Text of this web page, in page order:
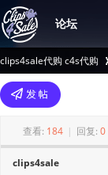
论坛
clips4sale代购 c4s代购
>
查看: 184 | 回复: 0
clips4sale